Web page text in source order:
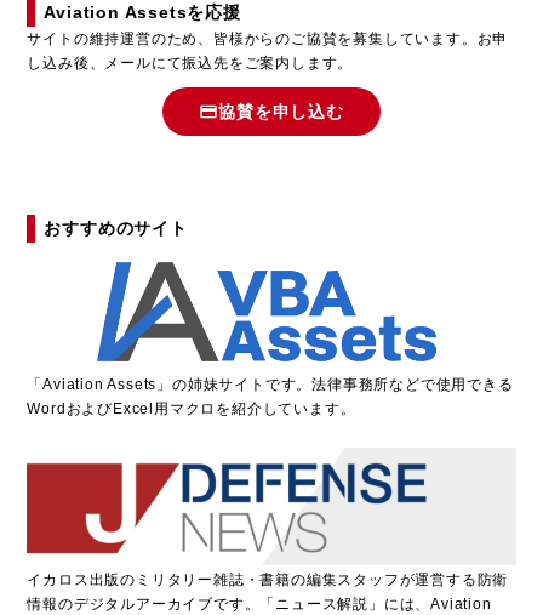
Aviation Assetsを応援
サイトの維持運営のため、皆様からのご協賛を募集しています。お申
し込み後、メールにて振込先をご案内します。
協賛を申し込む
おすすめのサイト
「Aviation Assets」の姉妹サイトです。法律事務所などで使用できる
WordおよびExcel用マクロを紹介しています。
イカロス出版のミリタリー雑誌・書籍の編集スタッフが運営する防衛
情報のデジタルアーカイブです。「ニュース解説」には、Aviation